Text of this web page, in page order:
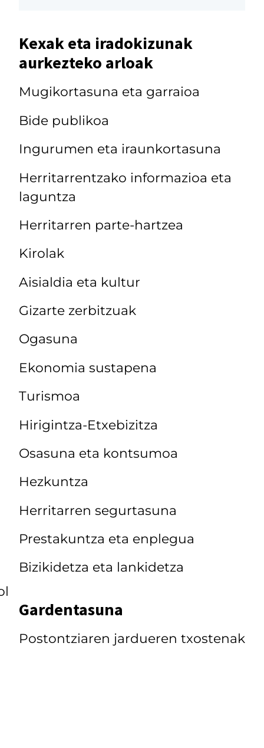
Kexak eta iradokizunak
aurkezteko arloak
Mugikortasuna eta garraioa
Bide publikoa
Ingurumen eta iraunkortasuna
Herritarrentzako informazioa eta
laguntza
Herritarren parte-hartzea
Kirolak
Aisialdia eta kultur
Gizarte zerbitzuak
Ogasuna
Ekonomia sustapena
Turismoa
Hirigintza-Etxebizitza
Osasuna eta kontsumoa
Hezkuntza
Herritarren segurtasuna
Prestakuntza eta enplegua
Bizikidetza eta lankidetza
Gardentasuna
Postontziaren jardueren txostenak